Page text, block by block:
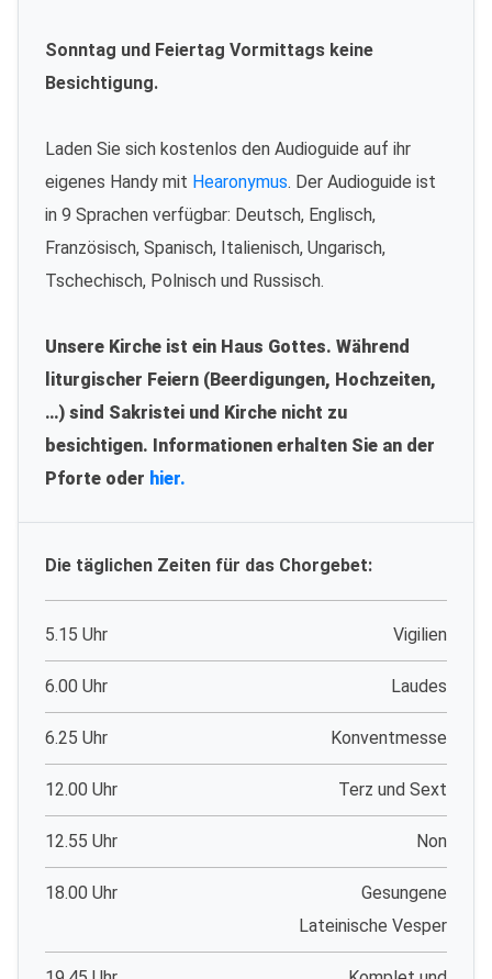
Sonntag und Feiertag Vormittags keine
Besichtigung.
Laden Sie sich kostenlos den Audioguide auf ihr
eigenes Handy mit Hearonymus. Der Audioguide ist
in 9 Sprachen verfügbar: Deutsch, Englisch,
Französisch, Spanisch, Italienisch, Ungarisch,
Tschechisch, Polnisch und Russisch.
Unsere Kirche ist ein Haus Gottes. Während
liturgischer Feiern (Beerdigungen, Hochzeiten,
…) sind Sakristei und Kirche nicht zu
besichtigen. Informationen erhalten Sie an der
Pforte oder hier.
Die täglichen Zeiten für das Chorgebet:
5.15 Uhr Vigilien
6.00 Uhr Laudes
6.25 Uhr Konventmesse
12.00 Uhr Terz und Sext
12.55 Uhr Non
18.00 Uhr
Gesungene
Lateinische Vesper